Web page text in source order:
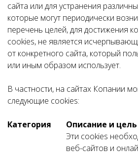
сайта или для устранения
которые могут периодически
перечень целей, для достижения
cookies, не является
от конкретного сайта, который
или иным образом использует.
В частности, на сайтах Копании
следующие cookies:
Категория Описание и
Эти cookies
веб-сайтов и